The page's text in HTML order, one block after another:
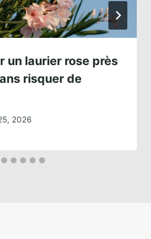
un laurier rose près
risquer de
2026